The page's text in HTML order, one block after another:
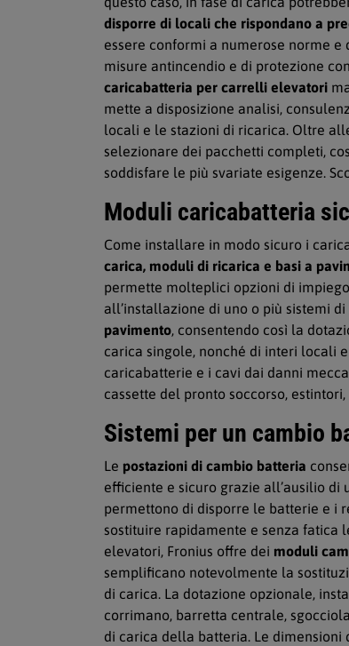
disporre di locali che rispondano a
essere conformi a numerose norme
misure antincendio e di protezione
caricabatteria per carrelli elevatori
mette a disposizione analisi,
locali e le stazioni di ricarica. Oltre
selezionare dei pacchetti completi,
soddisfare le più svariate esigenze.
Moduli caricabatteria
Come installare in modo sicuro i
carica, moduli di ricarica e basi a
permette molteplici opzioni di
all’installazione di uno o più sistemi
pavimento, consentendo così la
carica singole, nonché di interi locali
caricabatterie e i cavi dai danni
cassette del pronto soccorso,
Sistemi per un cambio
Le postazioni di cambio batteria
efficiente e sicuro grazie all’ausilio di
permettono di disporre le batterie e i
sostituire rapidamente e senza fatica
elevatori, Fronius offre dei moduli
semplificano notevolmente la
di carica. La dotazione opzionale,
corrimano, barretta centrale,
di carica della batteria. Le